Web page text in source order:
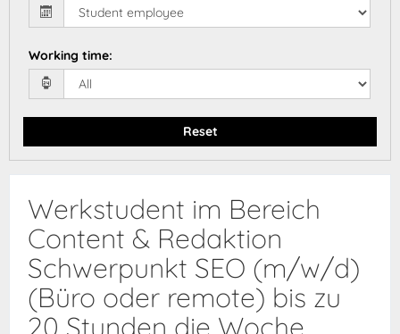
Working time:
Reset
Werkstudent im Bereich
Content & Redaktion
Schwerpunkt SEO (m/w/d)
(Büro oder remote) bis zu
20 Stunden die Woche